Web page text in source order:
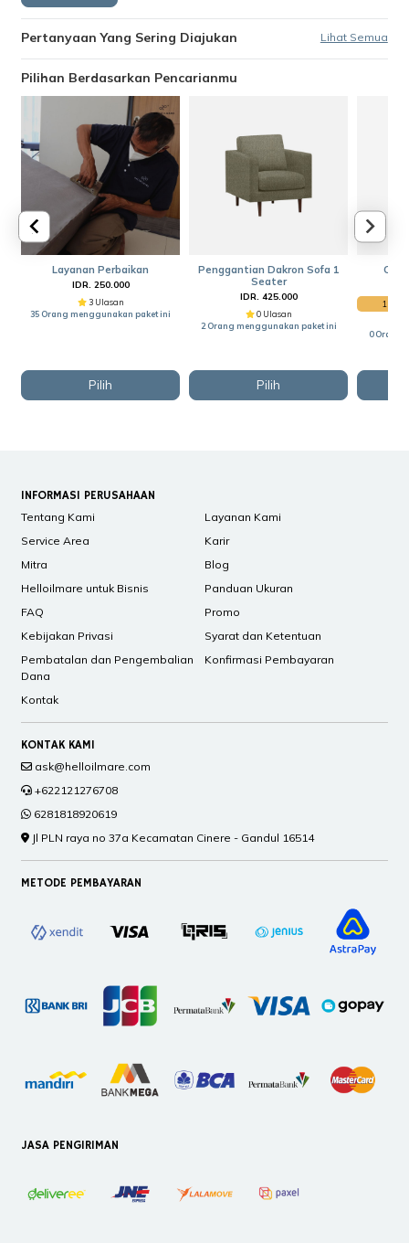
Pertanyaan Yang Sering Diajukan Lihat Semua
Pilihan Berdasarkan Pencarianmu
Layanan Perbaikan
IDR. 250.000
3 Ulasan
35 Orang menggunakan paket ini
Pilih
Penggantian Dakron Sofa 1
Seater
IDR. 425.000
0 Ulasan
2 Orang menggunakan paket ini
Pilih
1 Hari
0 Orang
INFORMASI PERUSAHAAN
Tentang Kami
Layanan Kami
Service Area
Karir
Mitra
Blog
Helloilmare untuk Bisnis
Panduan Ukuran
FAQ
Promo
Kebijakan Privasi
Syarat dan Ketentuan
Pembatalan dan Pengembalian
Dana
Konfirmasi Pembayaran
Kontak
KONTAK KAMI
ask@helloilmare.com
+622121276708
6281818920619
Jl PLN raya no 37a Kecamatan Cinere - Gandul 16514
METODE PEMBAYARAN
JASA PENGIRIMAN